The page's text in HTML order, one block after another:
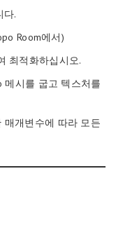
다.
Room에서)
최적화하십시오.
메시를 굽고 텍스처를
매개변수에 따라 모든